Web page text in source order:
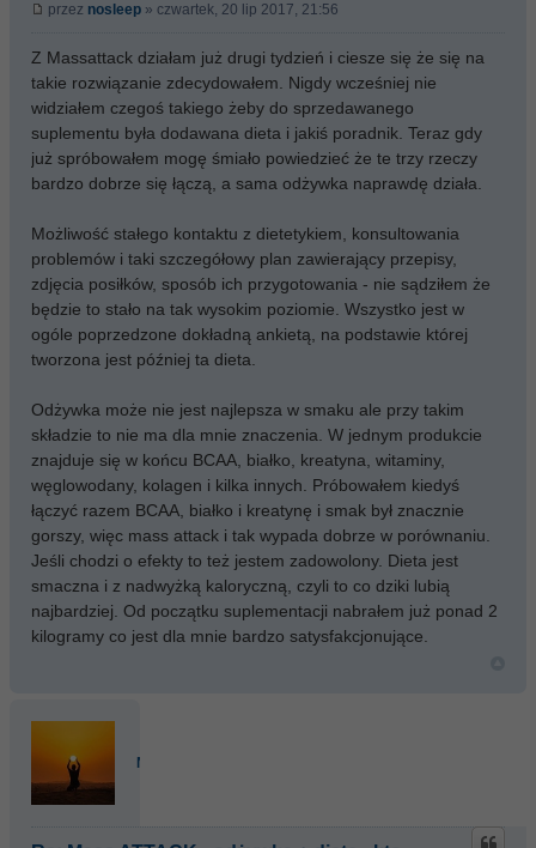
przez nosleep » czwartek, 20 lip 2017, 21:56
Z Massattack działam już drugi tydzień i ciesze się że się na
takie rozwiązanie zdecydowałem. Nigdy wcześniej nie
widziałem czegoś takiego żeby do sprzedawanego
suplementu była dodawana dieta i jakiś poradnik. Teraz gdy
już spróbowałem mogę śmiało powiedzieć że te trzy rzeczy
bardzo dobrze się łączą, a sama odżywka naprawdę działa.
Możliwość stałego kontaktu z dietetykiem, konsultowania
problemów i taki szczegółowy plan zawierający przepisy,
zdjęcia posiłków, sposób ich przygotowania - nie sądziłem że
będzie to stało na tak wysokim poziomie. Wszystko jest w
ogóle poprzedzone dokładną ankietą, na podstawie której
tworzona jest później ta dieta.
Odżywka może nie jest najlepsza w smaku ale przy takim
składzie to nie ma dla mnie znaczenia. W jednym produkcie
znajduje się w końcu BCAA, białko, kreatyna, witaminy,
węglowodany, kolagen i kilka innych. Próbowałem kiedyś
łączyć razem BCAA, białko i kreatynę i smak był znacznie
gorszy, więc mass attack i tak wypada dobrze w porównaniu.
Jeśli chodzi o efekty to też jestem zadowolony. Dieta jest
smaczna i z nadwyżką kaloryczną, czyli to co dziki lubią
najbardziej. Od początku suplementacji nabrałem już ponad 2
kilogramy co jest dla mnie bardzo satysfakcjonujące.
Nox